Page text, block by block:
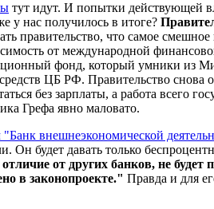
тут идут. И попытки действующей
у нас получилось в итоге?
правительство, что самое
от международной
фонд, который умники из
ЦБ РФ. Правительство снова
без зарплаты, а работа всего
Грефа явно маловато.
внешнеэкономической
Он будет давать только
от других банков, не
в законопроекте." Правда и для